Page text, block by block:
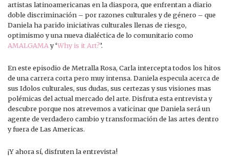
artistas latinoamericanas en la diaspora, que enfrentan a diario
doble discriminación – por razones culturales y de género – que
Daniela ha parido iniciativas culturales llenas de riesgo,
optimismo y una nueva dialéctica de lo comunitario como
AMALGAMA y ‘Why is it Art?’.
En este episodio de Metralla Rosa, Carla intercepta todos los hitos
de una carrera corta pero muy intensa. Daniela especula acerca de
sus Idolos culturales, sus dudas, sus certezas y sus visiones mas
polémicas del actual mercado del arte. Disfruta esta entrevista y
descubre porque nos atrevemos a vaticinar que Daniela será un
agente de verdadero cambio y transformación de las artes dentro
y fuera de Las Americas.
¡Y ahora sí, disfruten la entrevista!